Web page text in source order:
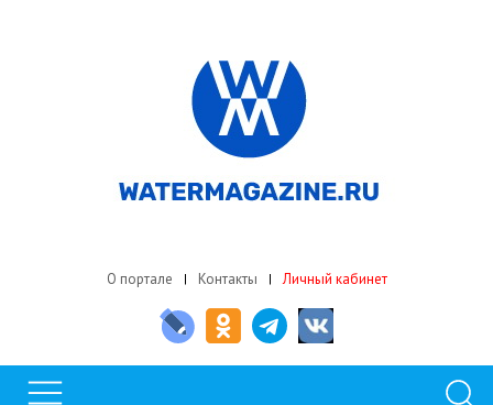
О портале Контакты Личный кабинет